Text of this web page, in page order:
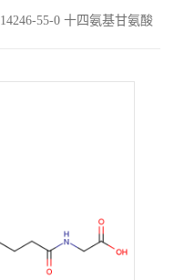
14246-55-0 十四氨基甘氨酸